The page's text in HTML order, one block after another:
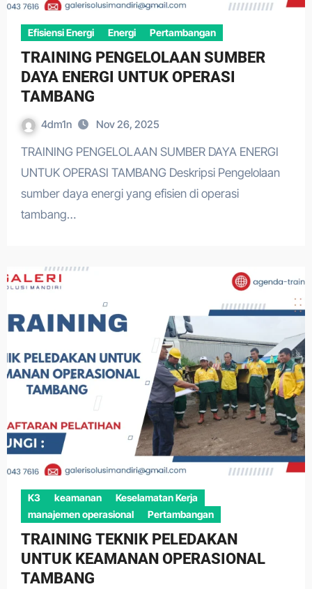
Efisiensi Energi Energi Pertambangan
TRAINING PENGELOLAAN SUMBER
DAYA ENERGI UNTUK OPERASI
TAMBANG
4dm1n Nov 26, 2025
TRAINING PENGELOLAAN SUMBER DAYA ENERGI
UNTUK OPERASI TAMBANG Deskripsi Pengelolaan
sumber daya energi yang efisien di operasi
tambang…
K3 keamanan
Keselamatan Kerja
manajemen operasional
Pertambangan
TRAINING TEKNIK PELEDAKAN
UNTUK KEAMANAN OPERASIONAL
TAMBANG